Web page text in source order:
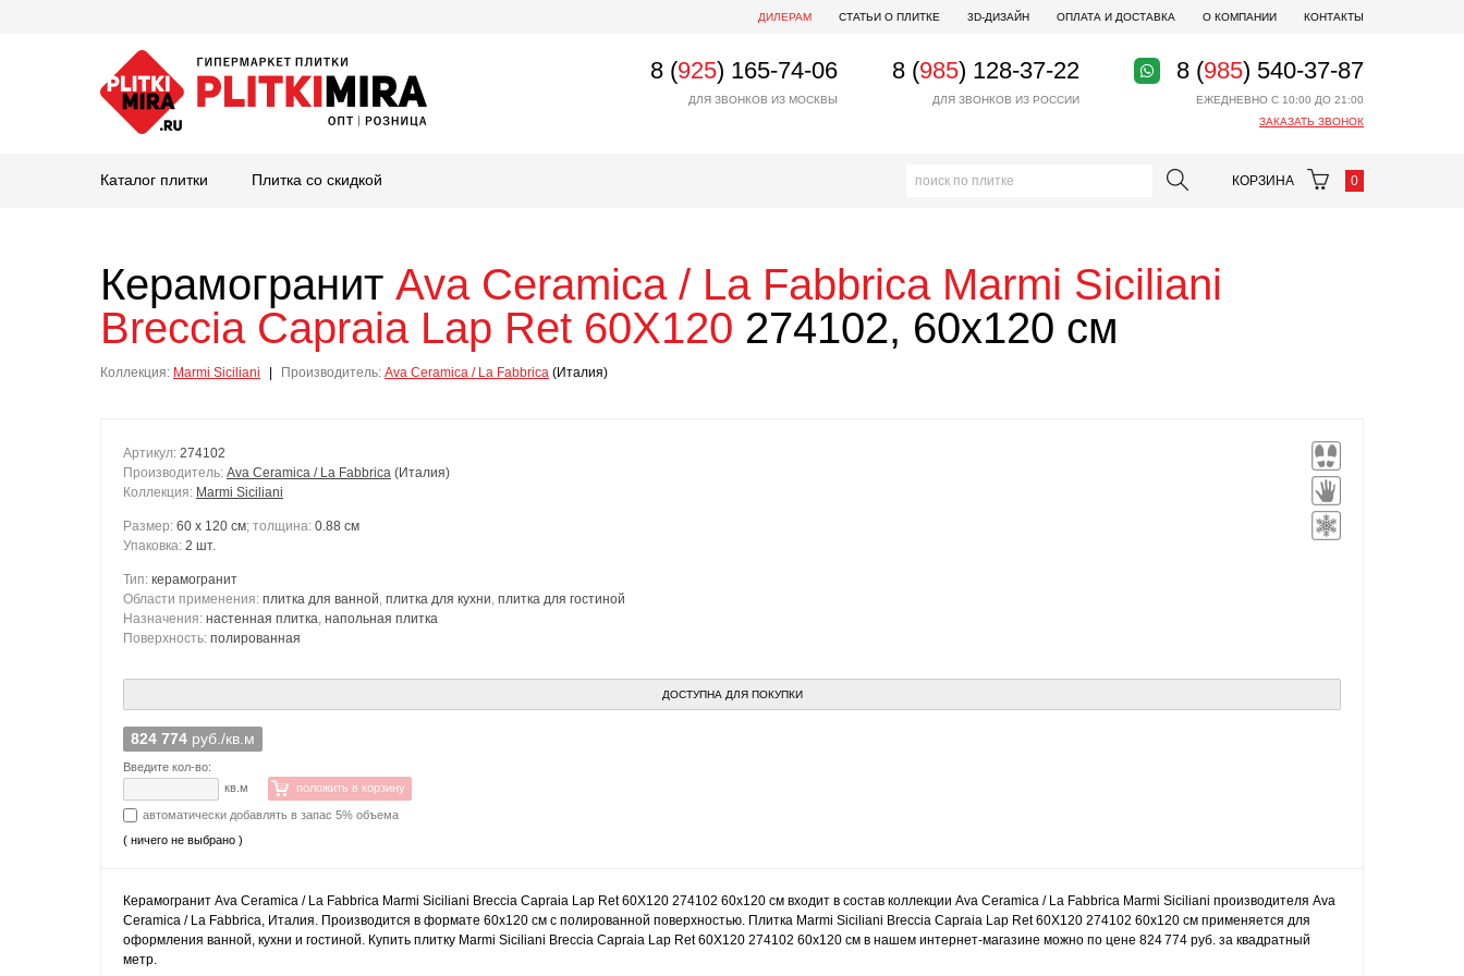
ДИЛЕРАМ СТАТЬИ О ПЛИТКЕ 3D-ДИЗАЙН ОПЛАТА И ДОСТАВКА О КОМПАНИИ КОНТАКТЫ
8 (925) 165-74-06
ДЛЯ ЗВОНКОВ ИЗ МОСКВЫ
8 (985) 128-37-22
ДЛЯ ЗВОНКОВ ИЗ РОССИИ
8 (985) 540-37-87
ЕЖЕДНЕВНО С 10:00 ДО 21:00
ЗАКАЗАТЬ ЗВОНОК
Каталог плитки Плитка со скидкой КОРЗИНА 0
Керамогранит Ava Ceramica / La Fabbrica Marmi Siciliani
Breccia Capraia Lap Ret 60X120 274102, 60x120 см
Коллекция: Marmi Siciliani Производитель: Ava Ceramica / La Fabbrica (Италия)
Артикул: 274102
Производитель: Ava Ceramica / La Fabbrica (Италия)
Коллекция: Marmi Siciliani
Размер: 60 x 120 см; толщина: 0.88 см
Упаковка: 2 шт.
Тип: керамогранит
Области применения: плитка для ванной, плитка для кухни, плитка для гостиной
Назначения: настенная плитка, напольная плитка
Поверхность: полированная
ДОСТУПНА ДЛЯ ПОКУПКИ
824 774 руб./кв.м
Введите кол-во:
кв.м
положить в корзину
автоматически добавлять в запас 5% объема
( ничего не выбрано )
Керамогранит Ava Ceramica / La Fabbrica Marmi Siciliani Breccia Capraia Lap Ret 60X120 274102 60x120 см входит в состав коллекции Ava Ceramica / La Fabbrica Marmi Siciliani производителя Ava
Ceramica / La Fabbrica, Италия. Производится в формате 60x120 см с полированной поверхностью. Плитка Marmi Siciliani Breccia Capraia Lap Ret 60X120 274102 60x120 см применяется для
оформления ванной, кухни и гостиной. Купить плитку Marmi Siciliani Breccia Capraia Lap Ret 60X120 274102 60x120 см в нашем интернет-магазине можно по цене 824 774 руб. за квадратный
метр.